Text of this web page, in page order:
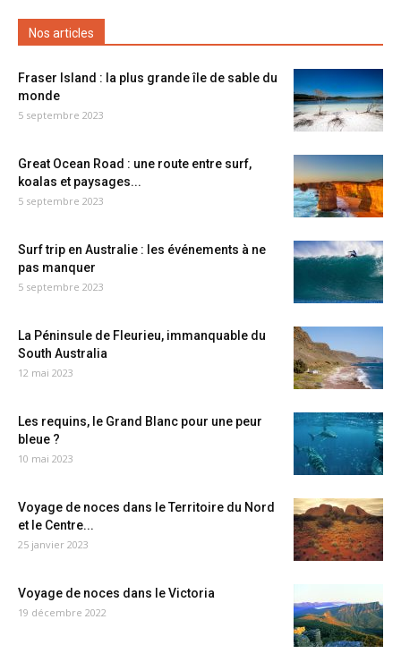
Nos articles
Fraser Island : la plus grande île de sable du
monde
5 septembre 2023
Great Ocean Road : une route entre surf,
koalas et paysages...
5 septembre 2023
Surf trip en Australie : les événements à ne
pas manquer
5 septembre 2023
La Péninsule de Fleurieu, immanquable du
South Australia
12 mai 2023
Les requins, le Grand Blanc pour une peur
bleue ?
10 mai 2023
Voyage de noces dans le Territoire du Nord
et le Centre...
25 janvier 2023
Voyage de noces dans le Victoria
19 décembre 2022